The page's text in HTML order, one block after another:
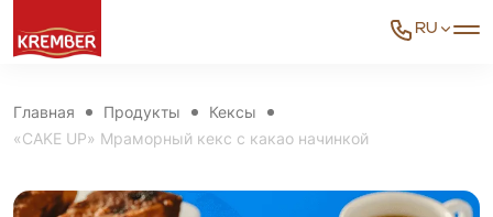
RU
Главная Продукты
Кексы
«CAKE UP» Мраморный кекс с какао начинкой